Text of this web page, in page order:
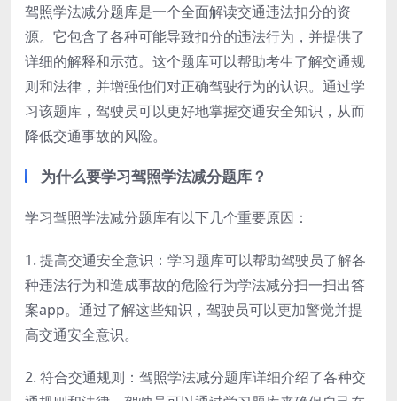
驾照学法减分题库是一个全面解读交通违法扣分的资
源。它包含了各种可能导致扣分的违法行为，并提供了
详细的解释和示范。这个题库可以帮助考生了解交通规
则和法律，并增强他们对正确驾驶行为的认识。通过学
习该题库，驾驶员可以更好地掌握交通安全知识，从而
降低交通事故的风险。
为什么要学习驾照学法减分题库？
学习驾照学法减分题库有以下几个重要原因：
1. 提高交通安全意识：学习题库可以帮助驾驶员了解各
种违法行为和造成事故的危险行为学法减分扫一扫出答
案app。通过了解这些知识，驾驶员可以更加警觉并提
高交通安全意识。
2. 符合交通规则：驾照学法减分题库详细介绍了各种交